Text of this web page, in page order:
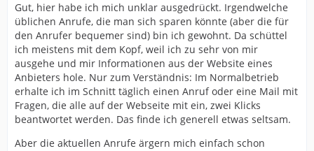
Gut, hier habe ich mich unklar ausgedrückt. Irgendwelche
üblichen Anrufe, die man sich sparen könnte (aber die für
den Anrufer bequemer sind) bin ich gewohnt. Da schüttel
ich meistens mit dem Kopf, weil ich zu sehr von mir
ausgehe und mir Informationen aus der Website eines
Anbieters hole. Nur zum Verständnis: Im Normalbetrieb
erhalte ich im Schnitt täglich einen Anruf oder eine Mail mit
Fragen, die alle auf der Webseite mit ein, zwei Klicks
beantwortet werden. Das finde ich generell etwas seltsam.
Aber die aktuellen Anrufe ärgern mich einfach schon